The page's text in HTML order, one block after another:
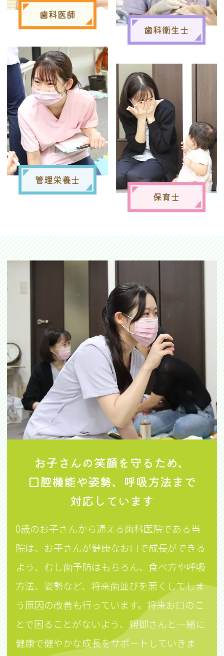
歯科医師
歯科衛生士
管理栄養士
保育士
お子さんの笑顔を守るため、
口腔機能や姿勢、呼吸方法まで
対応しています
0歳のお子さんから通える歯科医院である当
院は、お子さんが健康なお口で成長ができる
よう、むし歯予防はもちろん、食べ方や呼吸
方法、姿勢など、将来歯並びを悪くしてしま
う原因の改善も行っています。将来お口のこ
とで困ることがないよう、親御さんと一緒に
健康で健やかな成長をサポートしていきま